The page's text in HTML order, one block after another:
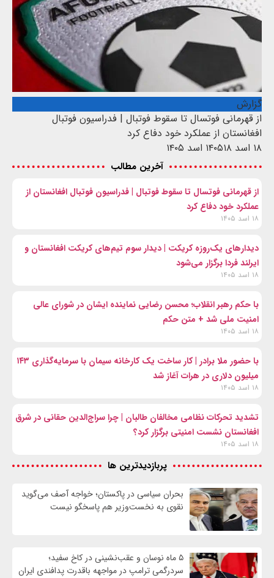
گزارش
از قهرمانی فوتسال تا سقوط فوتبال | فدراسیون فوتبال
افغانستان از عملکرد خود دفاع کرد
۱۸ اسد ۱۴۰۵
۱۸ اسد ۱۴۰۵
آخرین مطالب
از قهرمانی فوتسال تا سقوط فوتبال | فدراسیون فوتبال افغانستان از
عملکرد خود دفاع کرد
۱۸ اسد ۱۴۰۵
دیدارهای یک‌روزه کریکت | دیدار سوم تیم‌های کریکت افغانستان و
ایرلند فردا برگزار می‌شود
۱۸ اسد ۱۴۰۵
با حکم رهبر انقلاب؛ محسن رضایی نماینده ایشان در شورای عالی
امنیت ملی شد + متن حکم
۱۸ اسد ۱۴۰۵
با حضور ملا برادر | کار ساخت یک کارخانه سیمان با سرمایه‌گذاری ۱۴۳
میلیون دلاری در هرات آغاز شد
۱۸ اسد ۱۴۰۵
تشدید تحرکات نظامی مخالفان طالبان | چرا سراج‌الدین حقانی در شرق
افغانستان نشست امنیتی برگزار کرد؟
۱۸ اسد ۱۴۰۵
پربازدیدترین ها
بحران سیاسی در پاکستان؛ خواجه آصف می‌گوید
نقوی به نخست‌وزیر هم پاسخگو نیست
۵ ماه نوسان و عقب‌نشینی در کاخ سفید؛
سردرگمی ترامپ در مواجهه باقدرت پدافندی ایران